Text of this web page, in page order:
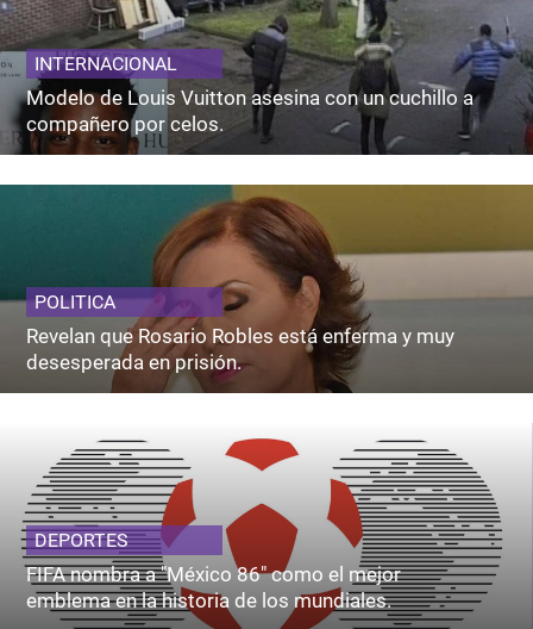
INTERNACIONAL
Modelo de Louis Vuitton asesina con un cuchillo a
compañero por celos.
POLITICA
Revelan que Rosario Robles está enferma y muy
desesperada en prisión.
DEPORTES
FIFA nombra a "México 86" como el mejor
emblema en la historia de los mundiales.